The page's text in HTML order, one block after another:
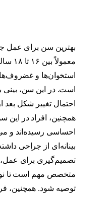
بهترین سن برای عمل
استخوان‌ها و
است. در این سن، بینی
احتمال تغییر شکل
همچنین، افراد در این
احساسی رسیده‌اند و
بینانه‌ای از جراحی
تصمیم‌گیری برای
متخصص مهم است تا
توصیه شود. همچنین،